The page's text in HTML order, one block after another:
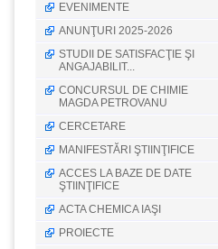
EVENIMENTE
ANUNŢURI 2025-2026
STUDII DE SATISFACŢIE ŞI
ANGAJABILIT...
CONCURSUL DE CHIMIE
MAGDA PETROVANU
CERCETARE
MANIFESTĂRI ŞTIINŢIFICE
ACCES LA BAZE DE DATE
ŞTIINŢIFICE
ACTA CHEMICA IAŞI
PROIECTE